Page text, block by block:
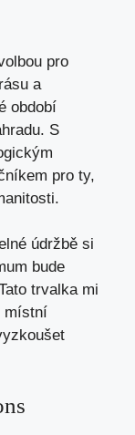
pro
a
období
S
pro ty,
údržbě si
bude
trvalka mi
místní